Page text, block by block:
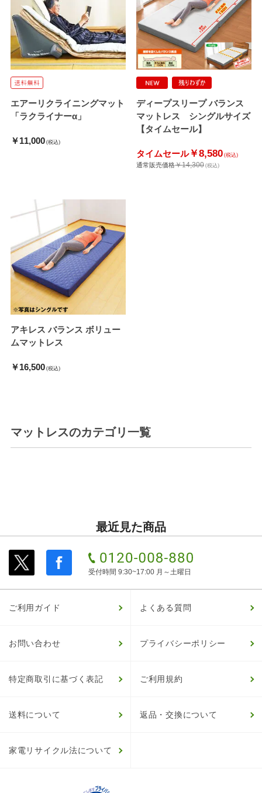
エアーリクライニングマット
「ラクライナーα」
￥11,000 (税込)
ディープスリープ バランス
マットレス シングルサイズ
【タイムセール】
タイムセール￥8,580 (税込)
通常販売価格￥14,300 (税込)
アキレス バランス ボリュー
ムマットレス
￥16,500 (税込)
マットレスのカテゴリ一覧
最近見た商品
受付時間 9:30~17:00 月～土曜日
ご利用ガイド よくある質問
お問い合わせ プライバシーポリシー
特定商取引に基づく表記 ご利用規約
送料について 返品・交換について
家電リサイクル法について